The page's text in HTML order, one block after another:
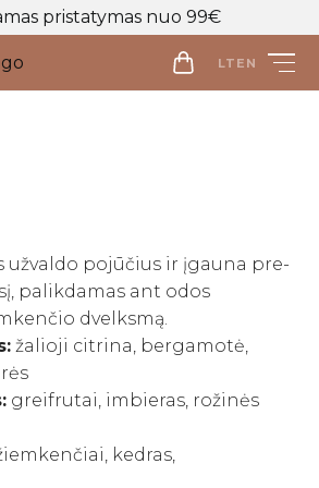
pristatymas nuo 99€
LT EN
priemonės
šveitikliai
ir losjonai
ir maskuokliai
pudros
priemonės
72,00 €.
užvaldo pojūčius ir įgauna pre-
palikdamas ant odos
dvelksmą.
žalioji citrina, bergamotė,
greifrutai, imbieras, rožinės
kedras,